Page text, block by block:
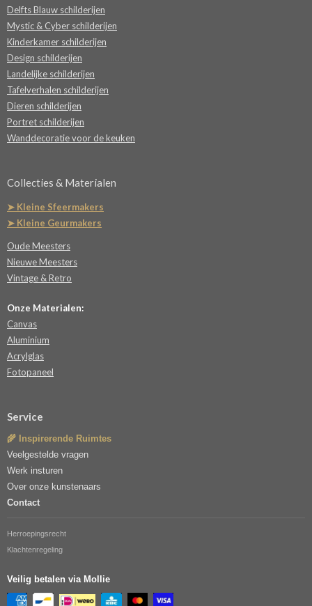
Delfts Blauw schilderijen
Mystic & Cyber schilderijen
Kinderkamer schilderijen
Design schilderijen
Landelijke schilderijen
Tafelverhalen schilderijen
Dieren schilderijen
Portret schilderijen
Wanddecoratie voor de keuken
Collecties & Materialen
➤ Kleine Sfeermakers
➤ Kleine Geurmakers
Oude Meesters
Nieuwe Meesters
Vintage & Retro
Onze Materialen:
Canvas
Aluminium
Acrylglas
Fotopaneel
Service
🌾 Inspirerende Ruimtes
Veelgestelde vragen
Werk insturen
Over onze kunstenaars
Contact
Herroepingsrecht
Klachtenregeling
Veilig betalen via Mollie